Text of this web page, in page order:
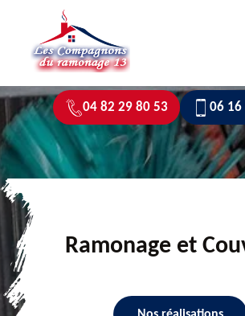
04 82 29 80 53 06 16
Ramonage et